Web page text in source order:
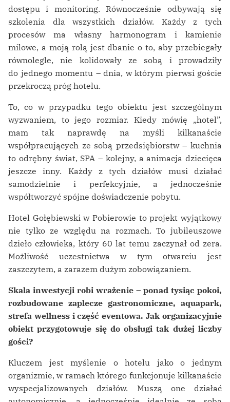
dostępu i monitoring. Równocześnie odbywają się
szkolenia dla wszystkich działów. Każdy z tych
procesów ma własny harmonogram i kamienie
milowe, a moją rolą jest dbanie o to, aby przebiegały
równolegle, nie kolidowały ze sobą i prowadziły
do jednego momentu – dnia, w którym pierwsi goście
przekroczą próg hotelu.
To, co w przypadku tego obiektu jest szczególnym
wyzwaniem, to jego rozmiar. Kiedy mówię „hotel”,
mam tak naprawdę na myśli kilkanaście
współpracujących ze sobą przedsiębiorstw – kuchnia
to odrębny świat, SPA – kolejny, a animacja dziecięca
jeszcze inny. Każdy z tych działów musi działać
samodzielnie i perfekcyjnie, a jednocześnie
współtworzyć spójne doświadczenie pobytu.
Hotel Gołębiewski w Pobierowie to projekt wyjątkowy
nie tylko ze względu na rozmach. To jubileuszowe
dzieło człowieka, który 60 lat temu zaczynał od zera.
Możliwość uczestnictwa w tym otwarciu jest
zaszczytem, a zarazem dużym zobowiązaniem.
Skala inwestycji robi wrażenie – ponad tysiąc pokoi,
rozbudowane zaplecze gastronomiczne, aquapark,
strefa wellness i część eventowa. Jak organizacyjnie
obiekt przygotowuje się do obsługi tak dużej liczby
gości?
Kluczem jest myślenie o hotelu jako o jednym
organizmie, w ramach którego funkcjonuje kilkanaście
wyspecjalizowanych działów. Muszą one działać